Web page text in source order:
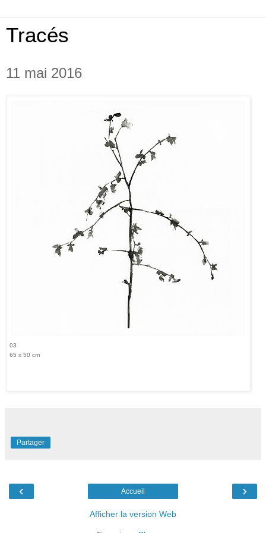
Tracés
11 mai 2016
03
65 x 50 cm
Partager
‹ ›
Accueil
Afficher la version Web